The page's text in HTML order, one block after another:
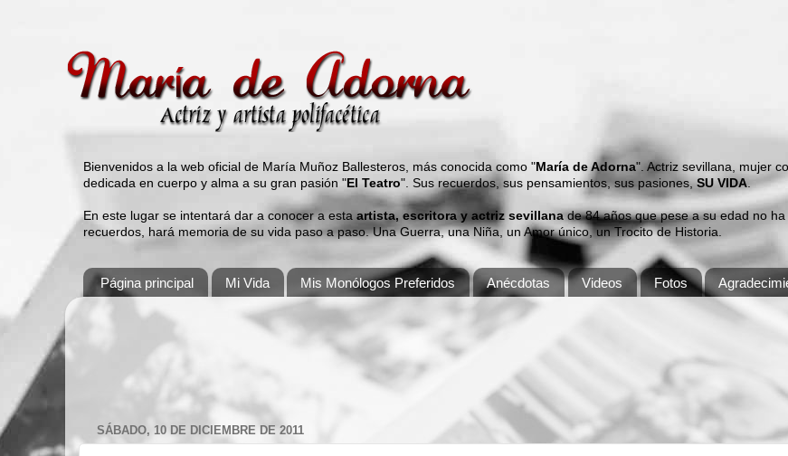
Bienvenidos a la web oficial de María Muñoz Ballesteros, más conocida como "María de Adorna". Actriz sevillana, mujer
dedicada en cuerpo y alma a su gran pasión " El Teatro". Sus recuerdos, sus pensamientos, sus pasiones,SU VIDA.
En este lugar se intentará dar a conocer a esta artista, escritora y actriz sevillana de 84 años que pese a su edad no
recuerdos, hará memoria de su vida paso a paso. Una Guerra, una Niña, un Amor único, un Trocito de Historia.
Página principal Mi Vida Mis Monólogos Preferidos Anécdotas Videos Fotos
SÁBADO, 10 DE DICIEMBRE DE 2011